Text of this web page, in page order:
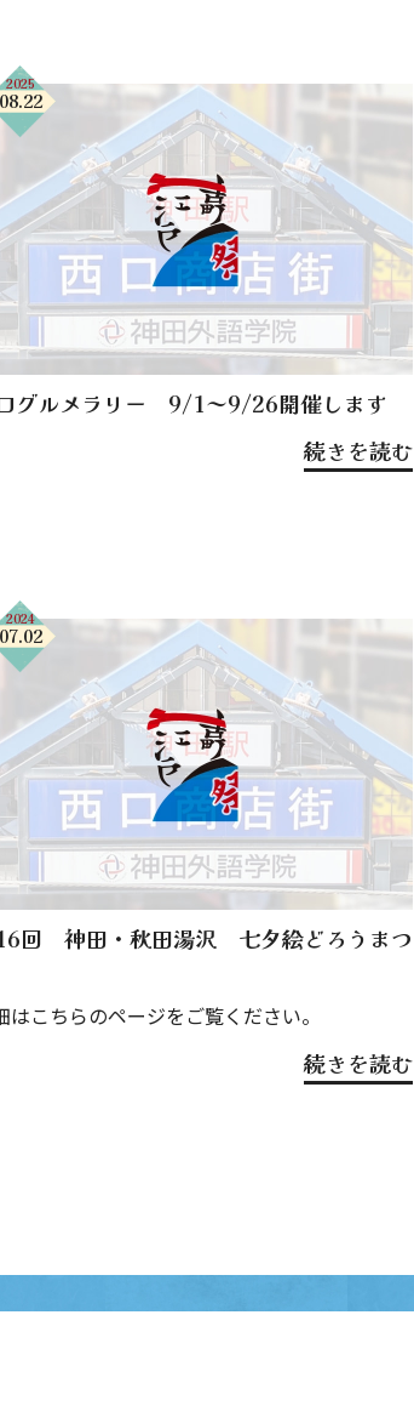
2025
08.22
グルメラリー 9/1～9/26開催します
続きを読む
2024
07.02
回 神田・秋田湯沢 七夕絵どろうまつ
はこちらのページをご覧ください。
続きを読む